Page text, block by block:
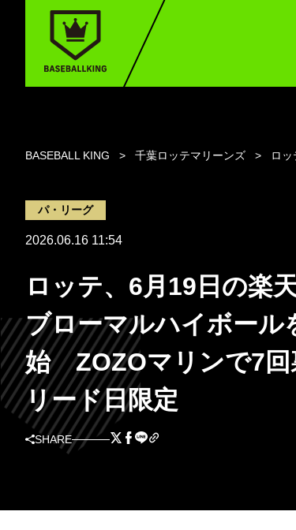
BASEBALL KING 千葉ロッテマリーンズ ロ
パ・リーグ
2026.06.16 11:54
ロッテ、6月19日の楽
ブローマルハイボール
始 ZOZOマリンで7回
リード日限定
SHARE